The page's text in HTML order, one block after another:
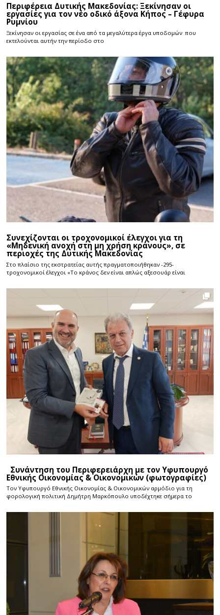
Περιφέρεια Δυτικής Μακεδονίας: Ξεκίνησαν οι
εργασίες για τον νέο οδικό άξονα Κήπος – Γέφυρα
Ρυμνίου
Ξεκίνησαν οι εργασίας σε ένα από τα μεγαλύτερα έργα υποδομών που
εκτελούνται αυτήν την περίοδο στο
Συνεχίζονται οι τροχονομικοί έλεγχοι για τη
«Μηδενική ανοχή στη μη χρήση κράνους», σε
περιοχές της Δυτικής Μακεδονίας
Στο πλαίσιο της εκστρατείας αυτής πραγματοποιήθηκαν -295-
τροχονομικοί έλεγχοι «Το κράνος δεν είναι απλώς αξεσουάρ είναι
Συνάντηση του Περιφερειάρχη με τον Υφυπουργό
Εθνικής Οικονομίας & Οικονομικών (φωτογραφίες)
Τον Υφυπουργό Εθνικής Οικονομίας & Οικονομικών αρμόδιο για τη
φορολογική πολιτική Δημήτρη Μαρκόπουλο υποδέχτηκε σήμερα το